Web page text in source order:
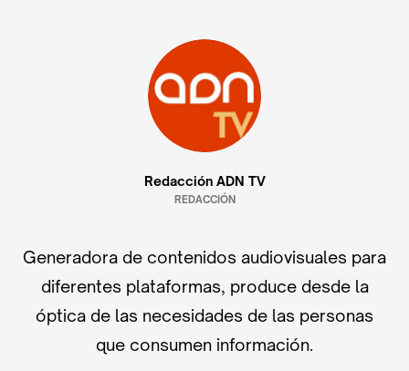
Redacción ADN TV
REDACCIÓN
Generadora de contenidos audiovisuales para
diferentes plataformas, produce desde la
óptica de las necesidades de las personas
que consumen información.